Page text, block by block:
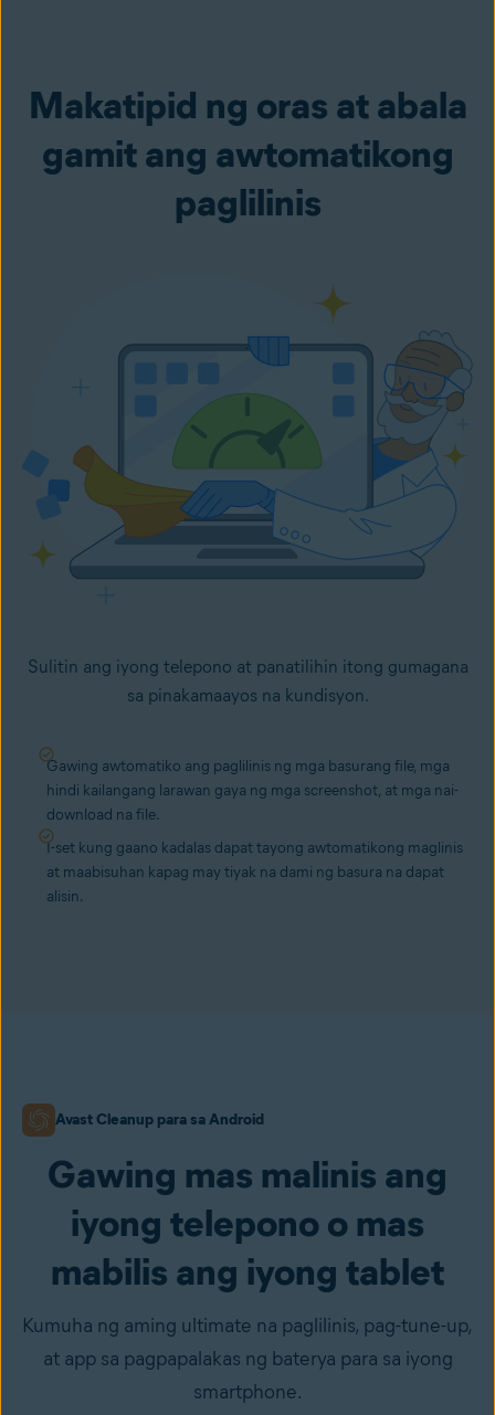
Makatipid ng oras at abala
gamit ang awtomatikong
paglilinis
Sulitin ang iyong telepono at panatilihin itong gumagana
sa pinakamaayos na kundisyon.
Gawing awtomatiko ang paglilinis ng mga basurang file, mga
hindi kailangang larawan gaya ng mga screenshot, at mga nai-
download na file.
I-set kung gaano kadalas dapat tayong awtomatikong maglinis
at maabisuhan kapag may tiyak na dami ng basura na dapat
alisin.
Avast Cleanup para sa Android
Gawing mas malinis ang
iyong telepono o mas
mabilis ang iyong tablet
Kumuha ng aming ultimate na paglilinis, pag-tune-up,
at app sa pagpapalakas ng baterya para sa iyong
smartphone.